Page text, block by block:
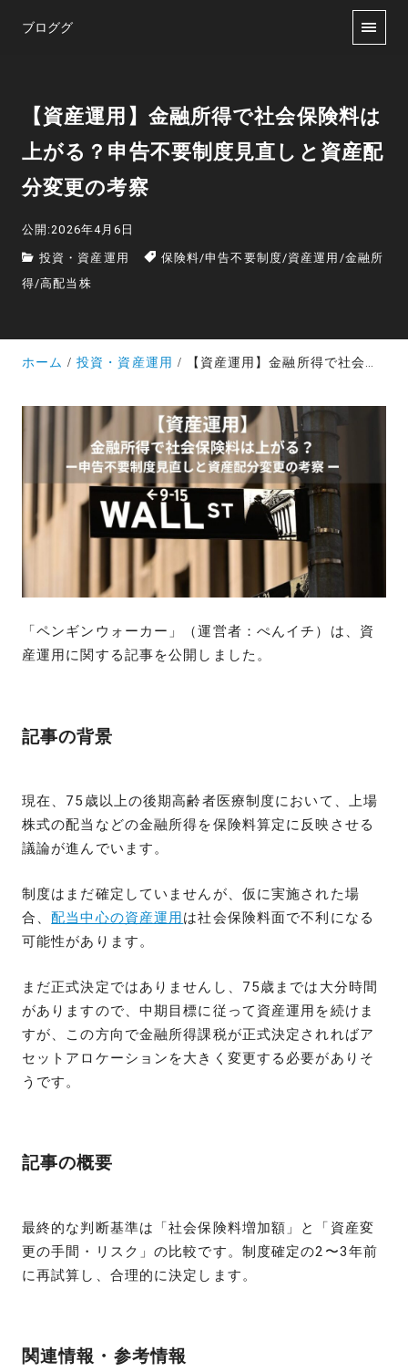
ブロググ
【資産運用】金融所得で社会保険料は
上がる？申告不要制度見直しと資産配
分変更の考察
公開:2026年4月6日
投資・資産運用 保険料/申告不要制度/資産運用 /金融所
得/高配当株
ホーム 投資・資産運用 【資産運用】金融所得で社会保険料は上がる？申告不要制度見直しと資産配分変更の考察
「ペンギンウォーカー」（運営者：ぺんイチ）は、資
産運用に関する記事を公開しました。
記事の背景
現在、75歳以上の後期高齢者医療制度において、上場
株式の配当などの金融所得を保険料算定に反映させる
議論が進んでいます。
制度はまだ確定していませんが、仮に実施された場
合、配当中心の資産運用は社会保険料面で不利になる
可能性があります。
まだ正式決定ではありませんし、75歳までは大分時間
がありますので、中期目標に従って資産運用を続けま
すが、この方向で金融所得課税が正式決定されればア
セットアロケーションを大きく変更する必要がありそ
うです。
記事の概要
最終的な判断基準は「社会保険料増加額」と「資産変
更の手間・リスク」の比較です。制度確定の2〜3年前
に再試算し、合理的に決定します。
関連情報・参考情報